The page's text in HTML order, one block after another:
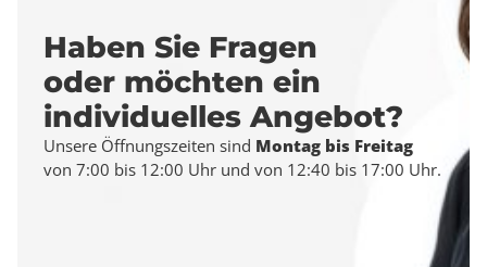
Haben Sie Fragen
oder möchten ein
individuelles Angebot?
Unsere Öffnungszeiten sind Montag bis Freitag
von 7:00 bis 12:00 Uhr und von 12:40 bis 17:00 Uhr.